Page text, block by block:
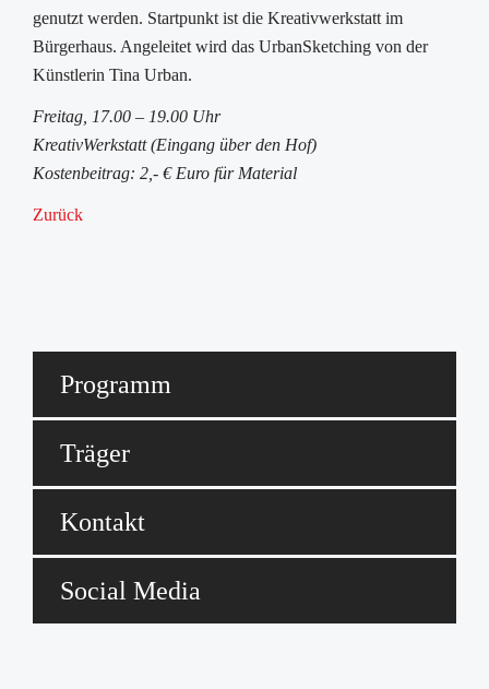
genutzt werden. Startpunkt ist die Kreativwerkstatt im
Bürgerhaus. Angeleitet wird das UrbanSketching von der
Künstlerin Tina Urban.
Freitag, 17.00 – 19.00 Uhr
KreativWerkstatt (Eingang über den Hof)
Kostenbeitrag: 2,- € Euro für Material
Zurück
Programm
Träger
Kontakt
Social Media